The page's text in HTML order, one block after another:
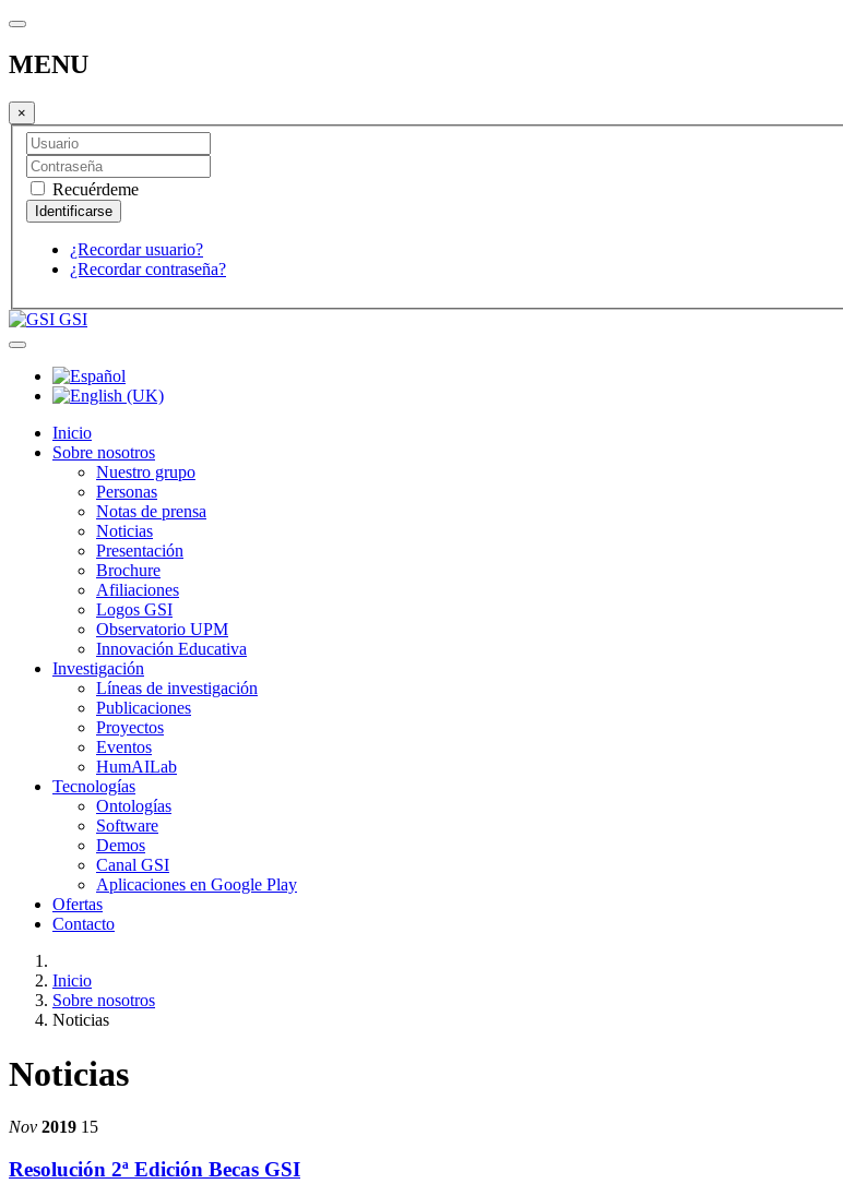
MENU
×
Recuérdeme
¿Recordar usuario?
¿Recordar contraseña?
GSI
Inicio
Sobre nosotros
Nuestro grupo
Personas
Notas de prensa
Noticias
Presentación
Brochure
Afiliaciones
Logos GSI
Observatorio UPM
Innovación Educativa
Investigación
Líneas de investigación
Publicaciones
Proyectos
Eventos
HumAILab
Tecnologías
Ontologías
Software
Demos
Canal GSI
Aplicaciones en Google Play
Ofertas
Contacto
Inicio
Sobre nosotros
Noticias
Noticias
Nov 2019 15
Resolución 2ª Edición Becas GSI